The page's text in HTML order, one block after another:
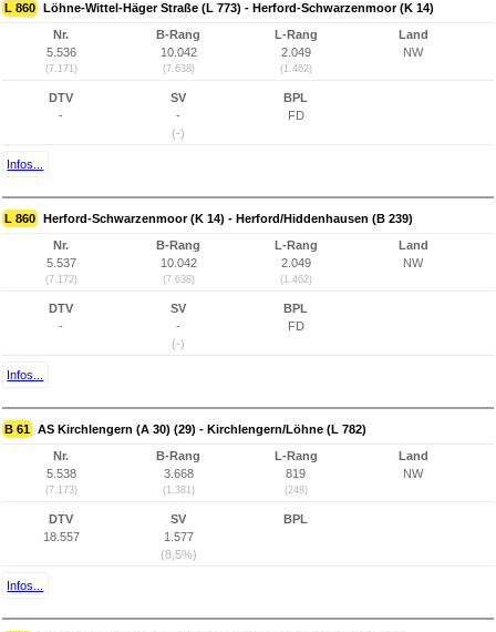
L 860 Löhne-Wittel-Häger Straße (L 773) - Herford-Schwarzenmoor (K 14)
Nr.
5.536
(7.171)
B-Rang
10.042
(7.638)
L-Rang
2.049
(1.462)
Land
NW
DTV
-
SV
-
(-)
BPL
FD
Infos...
L 860 Herford-Schwarzenmoor (K 14) - Herford/Hiddenhausen (B 239)
Nr.
5.537
(7.172)
B-Rang
10.042
(7.638)
L-Rang
2.049
(1.462)
Land
NW
DTV
-
SV
-
(-)
BPL
FD
Infos...
B 61 AS Kirchlengern (A 30) (29) - Kirchlengern/Löhne (L 782)
Nr.
5.538
(7.173)
B-Rang
3.668
(1.381)
L-Rang
819
(248)
Land
NW
DTV
18.557
SV
1.577
(8,5%)
BPL
Infos...